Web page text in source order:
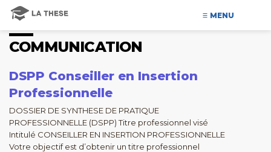
MENU
COMMUNICATION
DSPP Conseiller en Insertion
Professionnelle
DOSSIER DE SYNTHESE DE PRATIQUE
PROFESSIONNELLE (DSPP) Titre professionnel visé
Intitulé CONSEILLER EN INSERTION PROFESSIONNELLE
Votre objectif est d’obtenir un titre professionnel